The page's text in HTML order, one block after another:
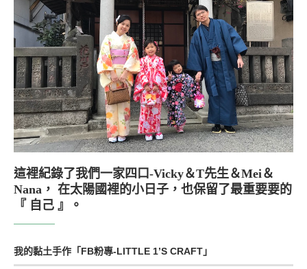
這裡紀錄了我們一家四口-Vicky＆T先生＆Mei＆
Nana， 在太陽國裡的小日子，也保留了最重要要的
『 自己 』。
我的黏土手作「FB粉專-LITTLE 1’S CRAFT」